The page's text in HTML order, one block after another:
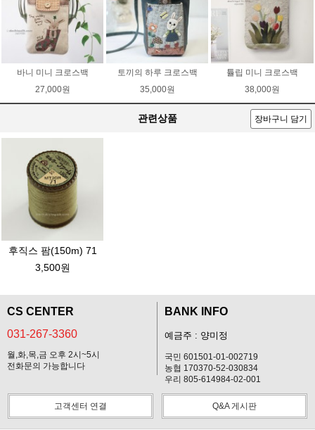
바니 미니 크로스백
27,000원
토끼의 하루 크로스백
35,000원
튤립 미니 크로스백
38,000원
관련상품 장바구니 담기
후직스 팜(150m) 71
3,500원
CS CENTER
031-267-3360
월,화,목,금 오후 2시~5시
전화문의 가능합니다
BANK INFO
예금주 : 양미정
국민 601501-01-002719
농협 170370-52-030834
우리 805-614984-02-001
고객센터 연결 Q&A 게시판